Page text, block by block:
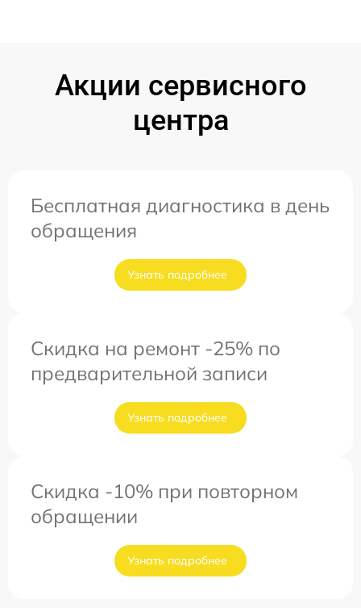
Акции сервисного
центра
Бесплатная диагностика в день
обращения
Узнать подробнее
Скидка на ремонт -25% по
предварительной записи
Узнать подробнее
Скидка -10% при повторном
обращении
Узнать подробнее